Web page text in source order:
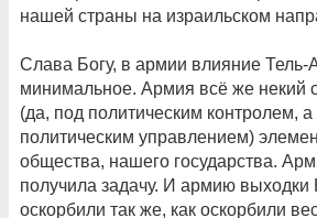
нашей страны на израильском
Слава Богу, в армии влияние Тель-
минимальное. Армия всё же некий
(да, под политическим контролем, а
политическим управлением)
общества, нашего государства.
получила задачу. И армию выходки
оскорбили так же, как оскорбили